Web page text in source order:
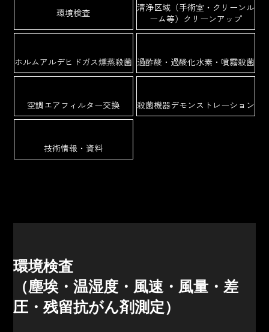
環境検査
清浄区域（手術室・クリーンル
ーム等）クリーンアップ
ホルムアルデヒドガス燻蒸殺菌 過酢酸・過酸化水素・噴霧殺菌
空調エアフィルター交換 殺菌機器デモンストレーション
技術情報・資料
環境検査
（塵埃・温湿度・風速・風量・差
圧・残留抗がん剤測定）